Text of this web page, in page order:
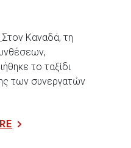
Καναδά, τη
το ταξίδι
των συνεργατών